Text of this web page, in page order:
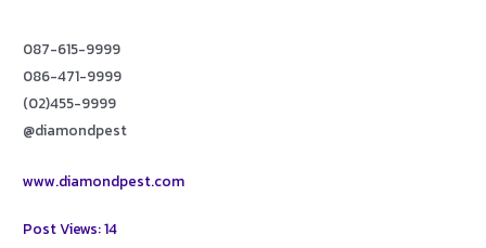
087-615-9999
086-471-9999
(02)455-9999
@diamondpest
www.diamondpest.com
Post Views:14